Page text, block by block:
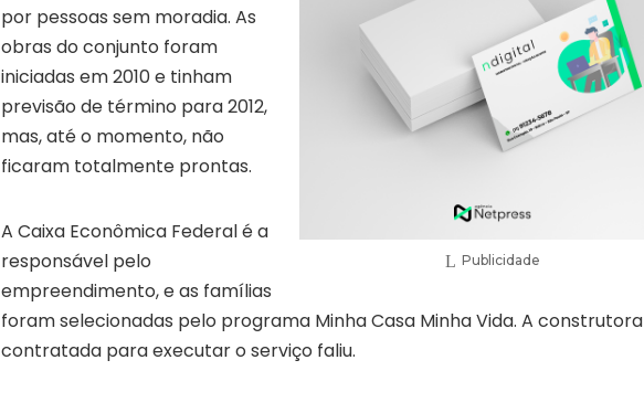
Publicidade
por pessoas sem moradia. As
obras do conjunto foram
iniciadas em 2010 e tinham
previsão de término para 2012,
mas, até o momento, não
ficaram totalmente prontas.
A Caixa Econômica Federal é a
responsável pelo
empreendimento, e as famílias
foram selecionadas pelo programa Minha Casa Minha Vida. A construtora
contratada para executar o serviço faliu.